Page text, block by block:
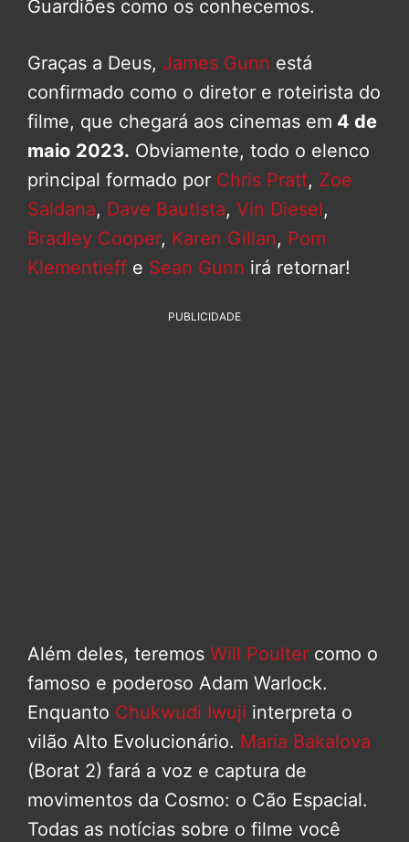
Guardiões como os conhecemos.
Graças a Deus, James Gunn está
confirmado como o diretor e roteirista do
filme, que chegará aos cinemas em 4 de
maio 2023. Obviamente, todo o elenco
principal formado por Chris Pratt, Zoe
Saldana, Dave Bautista, Vin Diesel,
Bradley Cooper, Karen Gillan, Pom
Klementieff e Sean Gunn irá retornar!
PUBLICIDADE
Além deles, teremos Will Poulter como o
famoso e poderoso Adam Warlock.
Enquanto Chukwudi Iwuji interpreta o
vilão Alto Evolucionário. Maria Bakalova
(Borat 2) fará a voz e captura de
movimentos da Cosmo: o Cão Espacial.
Todas as notícias sobre o filme você